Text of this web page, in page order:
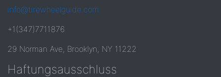
info@tirewheelguide.com
+1(347)7711876
29 Norman Ave, Brooklyn, NY 11222
Haftungsausschluss